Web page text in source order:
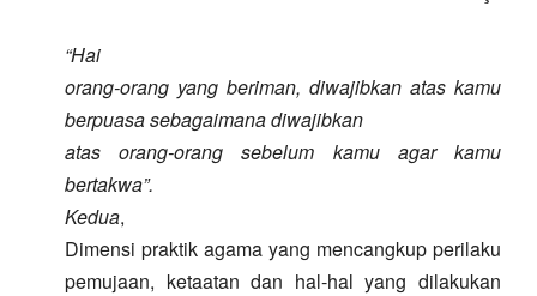
“Hai
orang-orang yang beriman, diwajibkan atas kamu
berpuasa sebagaimana diwajibkan
atas orang-orang sebelum kamu agar kamu
bertakwa”.
Kedua,
Dimensi praktik agama yang mencangkup perilaku
pemujaan, ketaatan dan hal-hal yang dilakukan